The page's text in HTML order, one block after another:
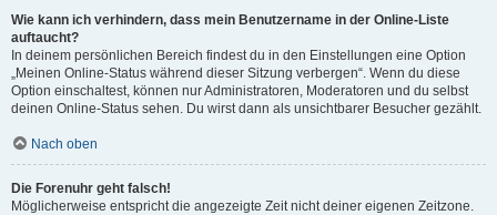
Wie kann ich verhindern, dass mein Benutzername in der Online-Liste
auftaucht?
In deinem persönlichen Bereich findest du in den Einstellungen eine Option
„Meinen Online-Status während dieser Sitzung verbergen“. Wenn du diese
Option einschaltest, können nur Administratoren, Moderatoren und du selbst
deinen Online-Status sehen. Du wirst dann als unsichtbarer Besucher gezählt.
Nach oben
Die Forenuhr geht falsch!
Möglicherweise entspricht die angezeigte Zeit nicht deiner eigenen Zeitzone.